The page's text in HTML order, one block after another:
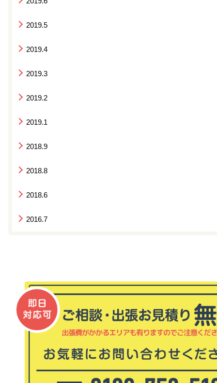
2019.5
2019.4
2019.3
2019.2
2019.1
2018.9
2018.8
2018.6
2016.7